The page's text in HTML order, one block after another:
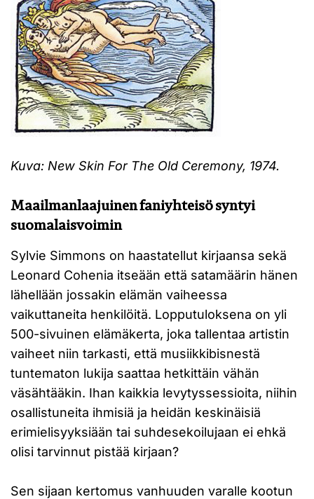
Kuva: New Skin For The Old Ceremony, 1974.
Maailmanlaajuinen faniyhteisö syntyi
suomalaisvoimin
Sylvie Simmons on haastatellut kirjaansa sekä
Leonard Cohenia itseään että satamäärin hänen
lähellään jossakin elämän vaiheessa
vaikuttaneita henkilöitä. Lopputuloksena on yli
500-sivuinen elämäkerta, joka tallentaa artistin
vaiheet niin tarkasti, että musiikkibisnestä
tuntematon lukija saattaa hetkittäin vähän
väsähtääkin. Ihan kaikkia levytyssessioita, niihin
osallistuneita ihmisiä ja heidän keskinäisiä
erimielisyyksiään tai suhdesekoilujaan ei ehkä
olisi tarvinnut pistää kirjaan?
Sen sijaan kertomus vanhuuden varalle kootun